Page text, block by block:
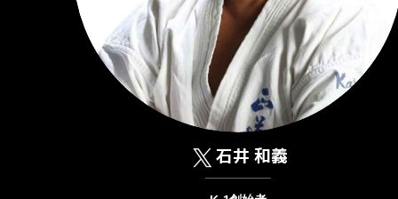
石井 和義